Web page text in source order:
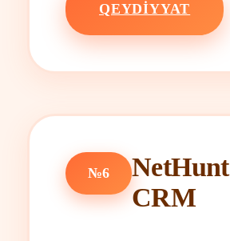
QEYDIYYAT
№6
NetHunt
CRM